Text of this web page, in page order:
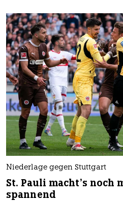
Niederlage gegen Stuttgart
St. Pauli macht’s noch
spannend